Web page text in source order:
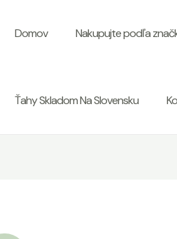
Domov Nakupujte podľa
Ťahy Skladom Na Slovensku